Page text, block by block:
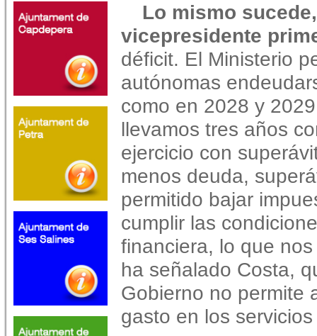
Lo mismo
vicepresidente
déficit. El Ministerio
autónomas
como en 2028 y
llevamos tres años
ejercicio con
menos deuda,
permitido bajar
cumplir las
financiera, lo que
ha señalado Costa,
Gobierno no permite
gasto en los